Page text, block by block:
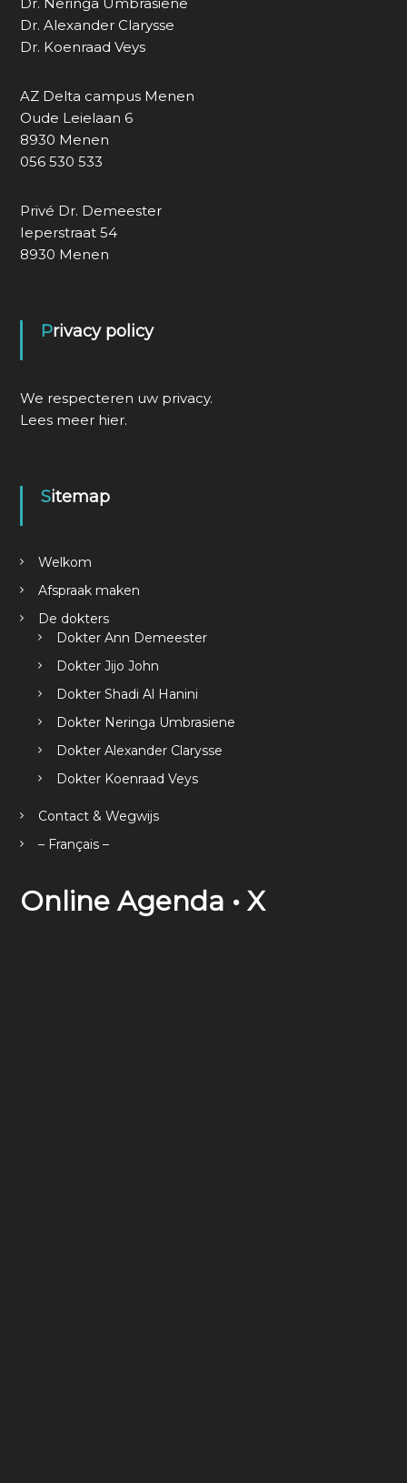
Dr. Neringa Umbrasiene
Dr. Alexander Clarysse
Dr. Koenraad Veys
AZ Delta campus Menen
Oude Leielaan 6
8930 Menen
056 530 533
Privé Dr. Demeester
Ieperstraat 54
8930 Menen
Privacy policy
We respecteren uw privacy.
Lees meer hier.
Sitemap
Welkom
Afspraak maken
De dokters
Dokter Ann Demeester
Dokter Jijo John
Dokter Shadi Al Hanini
Dokter Neringa Umbrasiene
Dokter Alexander Clarysse
Dokter Koenraad Veys
Contact & Wegwijs
– Français –
Online Agenda • X